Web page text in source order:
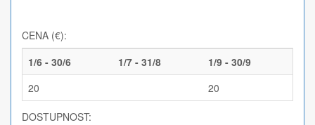
CENA (€):
1/6 - 30/6
1/7 - 31/8
1/9 - 30/9
20
20
DOSTUPNOST: